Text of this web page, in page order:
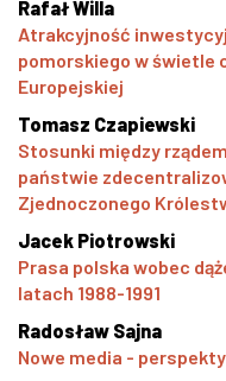
Rafał Willa
Atrakcyjność
pomorskiego w świetle
Europejskiej
Tomasz Czapiewski
Stosunki między
państwie
Zjednoczonego
Jacek Piotrowski
Prasa polska wobec
latach 1988-1991
Radosław Sajna
Nowe media -